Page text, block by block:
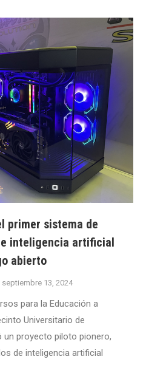
primer sistema de
inteligencia artificial
abierto
septiembre 13, 2024
para la Educación a
Universitario de
un proyecto piloto pionero,
de inteligencia artificial